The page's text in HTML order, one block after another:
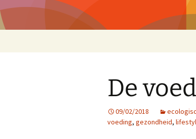
De
09/02/2018
voeding, gezondheid,